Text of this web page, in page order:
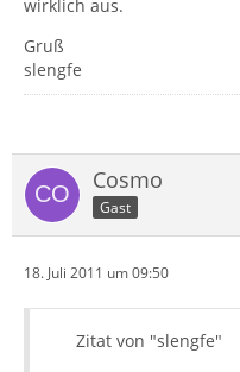
wirklich aus.
Gruß
slengfe
Cosmo
Gast
18. Juli 2011 um 09:50
Zitat von "slengfe"